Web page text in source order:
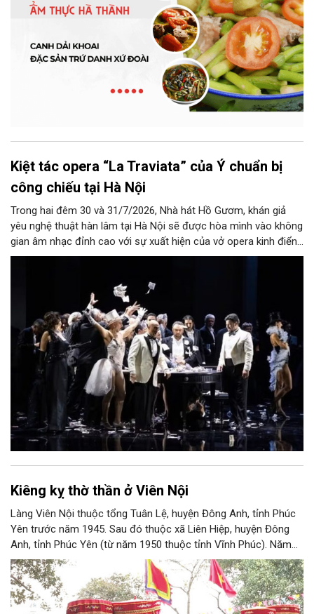
Kiệt tác opera “La Traviata” của Ý chuẩn bị
công chiếu tại Hà Nội
Trong hai đêm 30 và 31/7/2026, Nhà hát Hồ Gươm, khán giả
yêu nghệ thuật hàn lâm tại Hà Nội sẽ được hòa mình vào không
gian âm nhạc đỉnh cao với sự xuất hiện của vở opera kinh điển
“La Traviata”.
Kiêng kỵ thờ thần ở Viên Nội
Làng Viên Nội thuộc tổng Tuân Lệ, huyện Đông Anh, tỉnh Phúc
Yên trước năm 1945. Sau đó thuộc xã Liên Hiệp, huyện Đông
Anh, tỉnh Phúc Yên (từ năm 1950 thuộc tỉnh Vĩnh Phúc). Năm
1961, làng được sáp nhập vào Hà Nội. Năm 1965, Viên Nội
thuộc xã Vân Nội; từ ngày 1/7/2025 thuộc xã Phúc Thịnh, Hà
Nội. Viên Nội thờ hai vị thần là Đống Băng và Uông Tá (thời
Hùng Vương thứ 18) cùng Diệu La công chúa, nữ tướng thời Hai